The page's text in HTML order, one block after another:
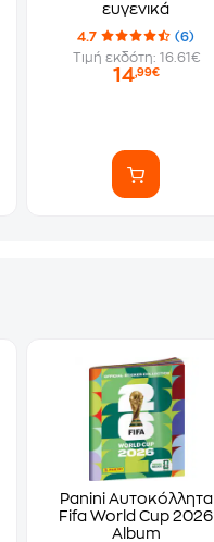
ευγενικά
4.7
(6)
Τιμή εκδότη: 16.61€
14,99€
Panini Αυτοκόλλητα
Fifa World Cup 2026
Album